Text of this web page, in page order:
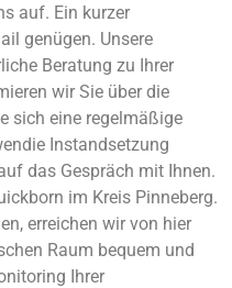
auf. Ein kurzer
genügen. Unsere
Beratung zu Ihrer
wir Sie über die
sich eine regelmäßige
Instandsetzung
das Gespräch mit Ihnen.
im Kreis Pinneberg.
erreichen wir von hier
Raum bequem und
Ihrer